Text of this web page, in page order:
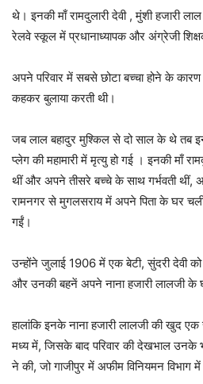
थे। इनकी माँ रामदुलारी देवी , मुंशी हजारी
रेलवे स्कूल में प्रधानाध्यापक और अंग्रेजी
अपने परिवार में सबसे छोटा बच्चा होने के
कहकर बुलाया करती थी।
जब लाल बहादुर मुश्किल से दो साल के थे तब
प्लेग की महामारी में मृत्यु हो गई । इनकी माँ
थीं और अपने तीसरे बच्चे के साथ गर्भवती थीं,
रामनगर से मुगलसराय में अपने पिता के घर
गईं।
उन्होंने जुलाई 1906 में एक बेटी, सुंदरी देवी
और उनकी बहनें अपने नाना हजारी लालजी के
हालांकि इनके नाना हजारी लालजी की खुद
मध्य में, जिसके बाद परिवार की देखभाल उनके
ने की, जो गाजीपुर में अफीम विनियमन विभाग